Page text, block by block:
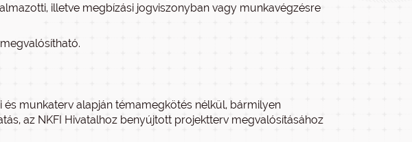
illetve megbízási jogviszonyban vagy munkavégzésre
munkaterv alapján témamegkötés nélkül, bármilyen
az NKFI Hivatalhoz benyújtott projektterv megvalósításához